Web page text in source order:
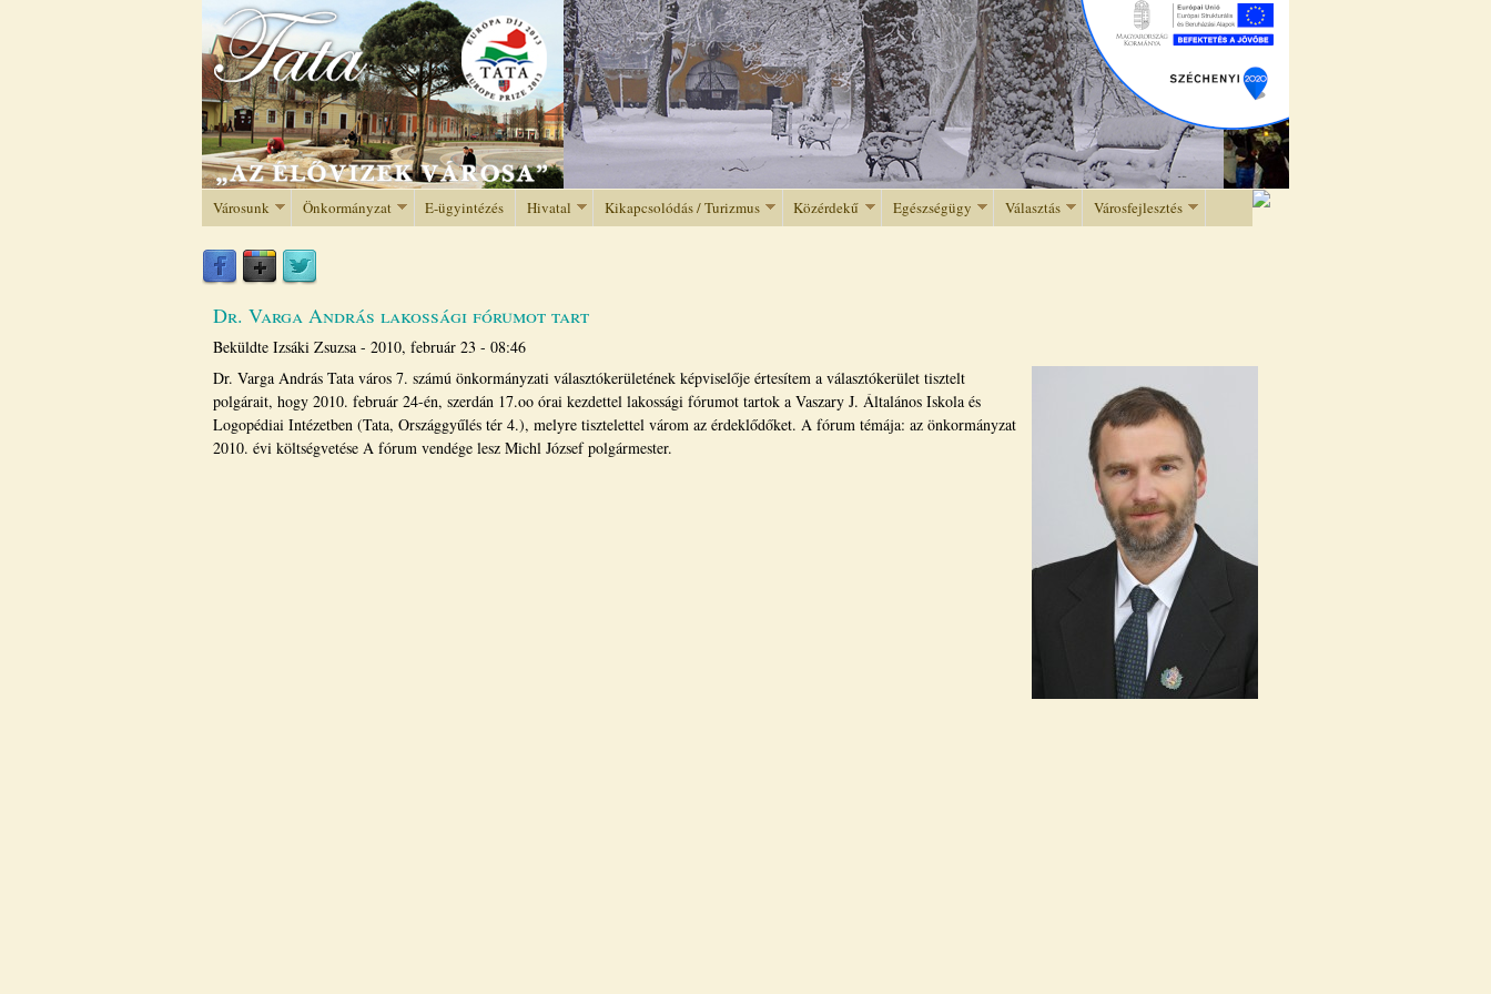
Jump to navigation
Városunk Önkormányzat E-ügyintézés Hivatal Kikapcsolódás / Turizmus Közérdekű Egészségügy Választás Városfejlesztés
Dr. Varga András lakossági fórumot tart
Beküldte Izsáki Zsuzsa - 2010, február 23 - 08:46
Dr. Varga András Tata város 7. számú önkormányzati választókerületének képviselője értesítem a választókerület tisztelt
polgárait, hogy 2010. február 24-én, szerdán 17.oo órai kezdettel lakossági fórumot tartok a Vaszary J. Általános Iskola és
Logopédiai Intézetben (Tata, Országgyűlés tér 4.), melyre tisztelettel várom az érdeklődőket. A fórum témája: az önkormányzat
2010. évi költségvetése A fórum vendége lesz Michl József polgármester.